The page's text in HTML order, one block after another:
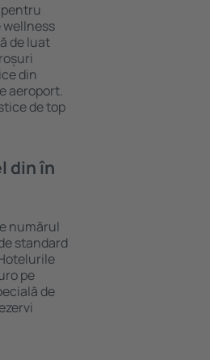
wellness
de luat
din
aeroport.
de top
din în
numărul
standard
pe
de